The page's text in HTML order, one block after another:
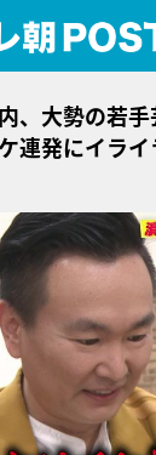
、大勢の若
連発にイライ